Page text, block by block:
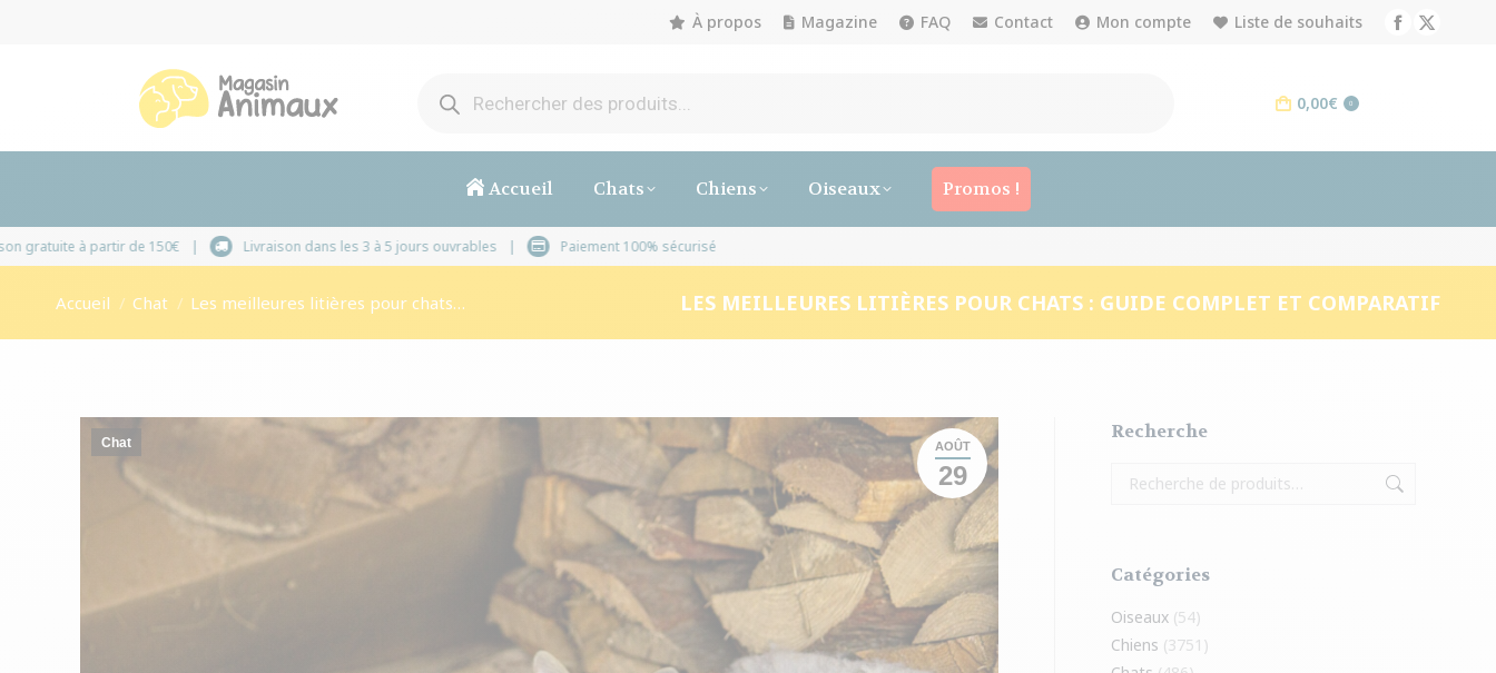
À propos Magazine FAQ Contact Mon compte Liste de souhaits
Facebook
X
0,00€ 0
Accueil Chats Chiens Oiseaux Promos !
Livraison gratuite à partir de 150€ Livraison dans les 3 à 5 jours ouvrables
Vous êtes ici :
Accueil Chat Les meilleures litières pour chats… LES MEILLEURES LITIÈRES POUR CHATS : GUIDE COMPLET ET COMPARATIF
AOÛT
29
Chat Recherche
Catégories
Oiseaux (54)
Chiens (3751)